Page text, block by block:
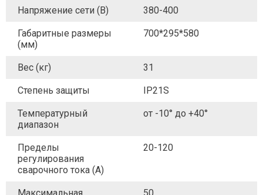
Напряжение сети (В) 380-400
Габаритные размеры
(мм)
700*295*580
Вес (кг) 31
Степень защиты IP21S
Температурный
диапазон
от -10° до +40°
Пределы
регулирования
сварочного тока (A)
20-120